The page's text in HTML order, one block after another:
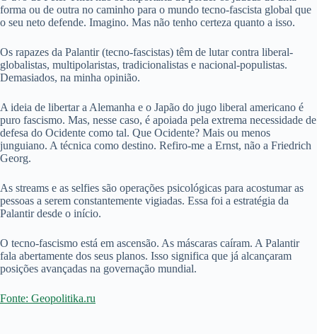
forma ou de outra no caminho para o mundo tecno-fascista global que
o seu neto defende. Imagino. Mas não tenho certeza quanto a isso.
Os rapazes da Palantir (tecno-fascistas) têm de lutar contra liberal-
globalistas, multipolaristas, tradicionalistas e nacional-populistas.
Demasiados, na minha opinião.
A ideia de libertar a Alemanha e o Japão do jugo liberal americano é
puro fascismo. Mas, nesse caso, é apoiada pela extrema necessidade de
defesa do Ocidente como tal. Que Ocidente? Mais ou menos
junguiano. A técnica como destino. Refiro-me a Ernst, não a Friedrich
Georg.
As streams e as selfies são operações psicológicas para acostumar as
pessoas a serem constantemente vigiadas. Essa foi a estratégia da
Palantir desde o início.
O tecno-fascismo está em ascensão. As máscaras caíram. A Palantir
fala abertamente dos seus planos. Isso significa que já alcançaram
posições avançadas na governação mundial.
Fonte: Geopolitika.ru